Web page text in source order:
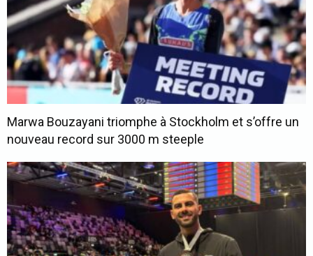
Marwa Bouzayani triomphe à Stockholm et s’offre un
nouveau record sur 3000 m steeple